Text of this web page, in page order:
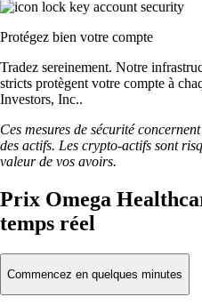
Protégez bien votre compte
Tradez sereinement. Notre
stricts protègent votre compte à
Investors, Inc..
Ces mesures de sécurité
des actifs. Les crypto-actifs sont
valeur de vos avoirs.
Prix Omega
temps réel
Commencez en quelques minutes